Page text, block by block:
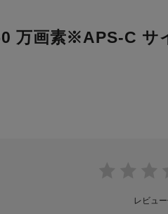
万画素※APS-C サ
レビュ